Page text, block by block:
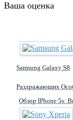
Ваша оценка
Samsung Galaxy S8
Раздражающих
Обзор IPhone 5s: